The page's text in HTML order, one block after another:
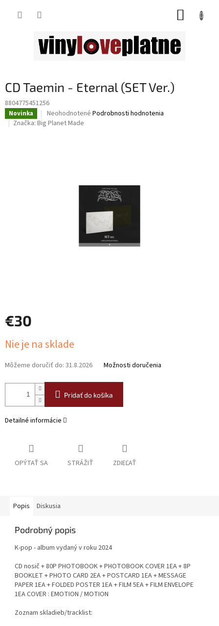
CD Taemin - Eternal (SET Ver.)
8804775451256
Novinka
Priemerné
hodnotenie
Neohodnotené Podrobnosti hodnotenia
Značka: Big Planet Made
€30
cena:
Nie je na sklade
Môžeme doručiť do: 31.8.2026 Možnosti doručenia
Pridať do košíka
Detailné informácie
OPÝTAŤ SA STRÁŽIŤ ZDIEĽAŤ
Popis Diskusia
Podrobný popis
K-pop - album vydaný v roku 2024
CD nosič + 80P PHOTOBOOK + PHOTOBOOK COVER 1EA + 8P
BOOKLET + PHOTO CARD 2EA + POSTCARD 1EA + MESSAGE
PAPER 1EA + FOLDED POSTER 1EA + FILM 5EA + FILM ENVELOPE
1EA COVER : EMOTION / MOTION
Zoznam skladieb/tracklist: